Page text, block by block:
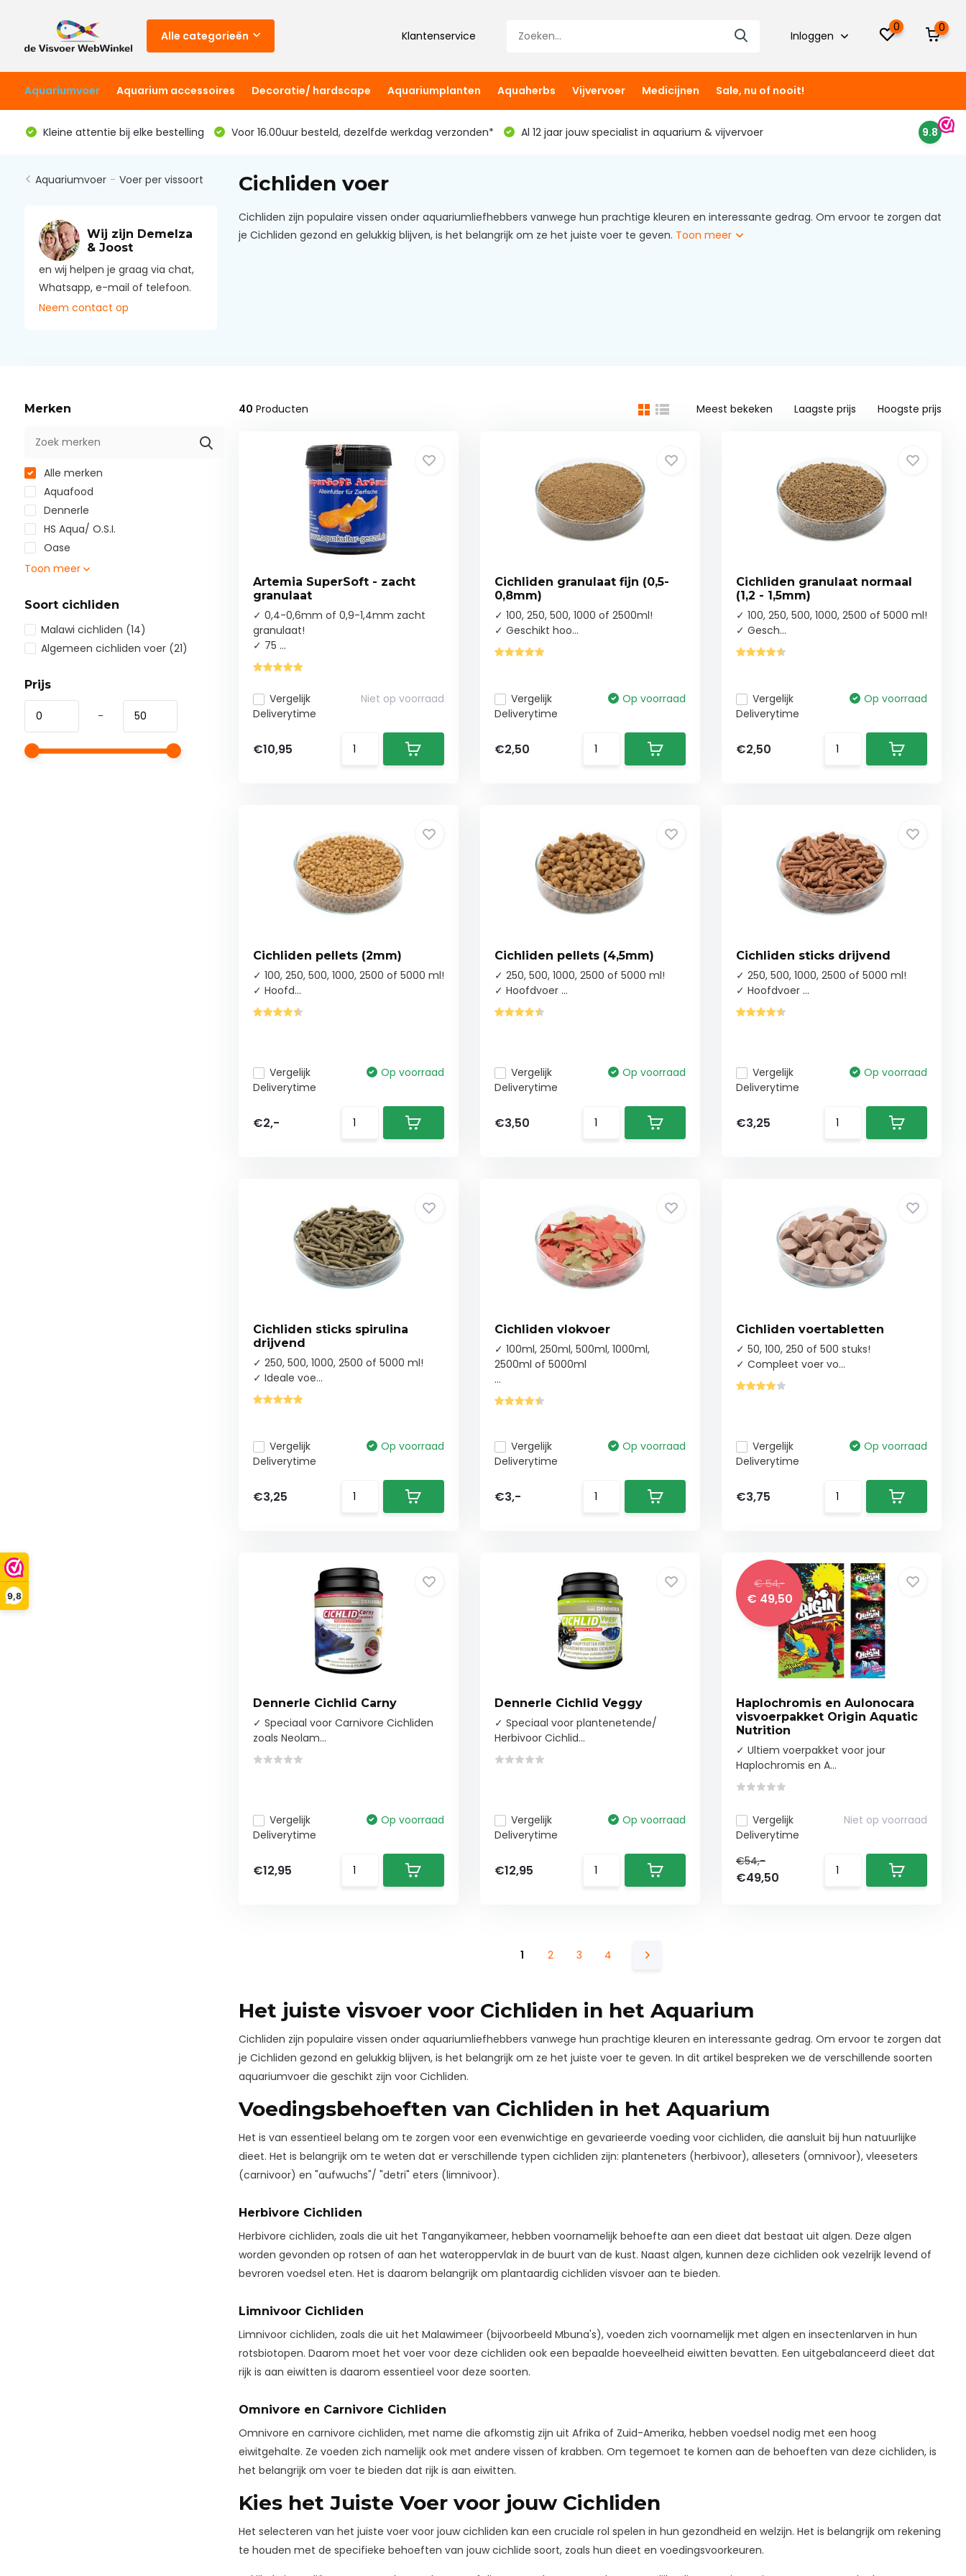
9,8
Alle categorieën Klantenservice Inloggen
0 0
Aquariumvoer Aquarium accessoires Decoratie/ hardscape Aquariumplanten Aquaherbs Vijvervoer Medicijnen Sale, nu of nooit!
Kleine attentie bij elke bestelling Voor 16.00uur besteld, dezelfde werkdag verzonden* Al 12 jaar jouw specialist in aquarium & vijvervoer 9.8
Aquariumvoer - Voer per vissoort
Wij zijn Demelza
& Joost
en wij helpen je graag via chat,
Whatsapp, e-mail of telefoon.
Neem contact op
Cichliden voer
Cichliden zijn populaire vissen onder aquariumliefhebbers vanwege hun prachtige kleuren en interessante gedrag. Om ervoor te zorgen dat
je Cichliden gezond en gelukkig blijven, is het belangrijk om ze het juiste voer te geven. Toon meer
Merken
Alle merken
Aquafood
Dennerle
HS Aqua/ O.S.I.
Oase
Toon meer
Soort cichliden
Malawi cichliden (14)
Algemeen cichliden voer (21)
Prijs
-
40 Producten Meest bekeken Laagste prijs Hoogste prijs
Artemia SuperSoft - zacht
granulaat
✓ 0,4-0,6mm of 0,9-1,4mm zacht
granulaat!
✓ 75 ...
Vergelijk
Niet op voorraad
Deliverytime
€10,95
Cichliden granulaat fijn (0,5-
0,8mm)
✓ 100, 250, 500, 1000 of 2500ml!
✓ Geschikt hoo...
Vergelijk
Op voorraad
Deliverytime
€2,50
Cichliden granulaat normaal
(1,2 - 1,5mm)
✓ 100, 250, 500, 1000, 2500 of 5000 ml!
✓ Gesch...
Vergelijk
Op voorraad
Deliverytime
€2,50
Cichliden pellets (2mm)
✓ 100, 250, 500, 1000, 2500 of 5000 ml!
✓ Hoofd...
Vergelijk
Op voorraad
Deliverytime
€2,-
Cichliden pellets (4,5mm)
✓ 250, 500, 1000, 2500 of 5000 ml!
✓ Hoofdvoer ...
Vergelijk
Op voorraad
Deliverytime
€3,50
Cichliden sticks drijvend
✓ 250, 500, 1000, 2500 of 5000 ml!
✓ Hoofdvoer ...
Vergelijk
Op voorraad
Deliverytime
€3,25
Cichliden sticks spirulina
drijvend
✓ 250, 500, 1000, 2500 of 5000 ml!
✓ Ideale voe...
Vergelijk
Op voorraad
Deliverytime
€3,25
Cichliden vlokvoer
✓ 100ml, 250ml, 500ml, 1000ml,
2500ml of 5000ml
...
Vergelijk
Op voorraad
Deliverytime
€3,-
Cichliden voertabletten
✓ 50, 100, 250 of 500 stuks!
✓ Compleet voer vo...
Vergelijk
Op voorraad
Deliverytime
€3,75
Dennerle Cichlid Carny
✓ Speciaal voor Carnivore Cichliden
zoals Neolam...
Vergelijk
Op voorraad
Deliverytime
€12,95
Dennerle Cichlid Veggy
✓ Speciaal voor plantenetende/
Herbivoor Cichlid...
Vergelijk
Op voorraad
Deliverytime
€12,95
€ 54,-
€ 49,50
Haplochromis en Aulonocara
visvoerpakket Origin Aquatic
Nutrition
✓ Ultiem voerpakket voor jour
Haplochromis en A...
Vergelijk
Niet op voorraad
Deliverytime
€54,-
€49,50
1 2 3 4
Het juiste visvoer voor Cichliden in het Aquarium
Cichliden zijn populaire vissen onder aquariumliefhebbers vanwege hun prachtige kleuren en interessante gedrag. Om ervoor te zorgen dat
je Cichliden gezond en gelukkig blijven, is het belangrijk om ze het juiste voer te geven. In dit artikel bespreken we de verschillende soorten
aquariumvoer die geschikt zijn voor Cichliden.
Voedingsbehoeften van Cichliden in het Aquarium
Het is van essentieel belang om te zorgen voor een evenwichtige en gevarieerde voeding voor cichliden, die aansluit bij hun natuurlijke
dieet. Het is belangrijk om te weten dat er verschillende typen cichliden zijn: planteneters (herbivoor), alleseters (omnivoor), vleeseters
(carnivoor) en "aufwuchs"/ "detri" eters (limnivoor).
Herbivore Cichliden
Herbivore cichliden, zoals die uit het Tanganyikameer, hebben voornamelijk behoefte aan een dieet dat bestaat uit algen. Deze algen
worden gevonden op rotsen of aan het wateroppervlak in de buurt van de kust. Naast algen, kunnen deze cichliden ook vezelrijk levend of
bevroren voedsel eten. Het is daarom belangrijk om plantaardig cichliden visvoer aan te bieden.
Limnivoor Cichliden
Limnivoor cichliden, zoals die uit het Malawimeer (bijvoorbeeld Mbuna's), voeden zich voornamelijk met algen en insectenlarven in hun
rotsbiotopen. Daarom moet het voer voor deze cichliden ook een bepaalde hoeveelheid eiwitten bevatten. Een uitgebalanceerd dieet dat
rijk is aan eiwitten is daarom essentieel voor deze soorten.
Omnivore en Carnivore Cichliden
Omnivore en carnivore cichliden, met name die afkomstig zijn uit Afrika of Zuid-Amerika, hebben voedsel nodig met een hoog
eiwitgehalte. Ze voeden zich namelijk ook met andere vissen of krabben. Om tegemoet te komen aan de behoeften van deze cichliden, is
het belangrijk om voer te bieden dat rijk is aan eiwitten.
Kies het Juiste Voer voor jouw Cichliden
Het selecteren van het juiste voer voor jouw cichliden kan een cruciale rol spelen in hun gezondheid en welzijn. Het is belangrijk om rekening
te houden met de specifieke behoeften van jouw cichlide soort, zoals hun dieet en voedingsvoorkeuren.